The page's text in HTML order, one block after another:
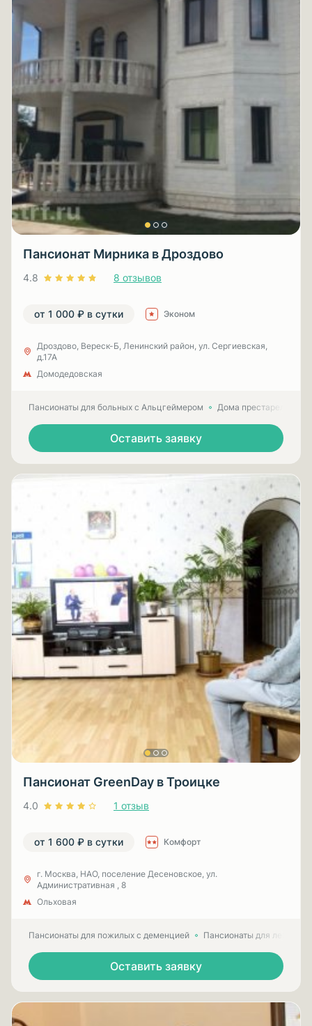
Пансионат Мирника в Дроздово
4.8 8 отзывов
от 1 000 ₽ в сутки Эконом
Дроздово, Вереск-Б, Ленинский район, ул. Сергиевская,
д.17А
Домодедовская
Пансионаты для больных с Альцгеймером Дома престарелых
Оставить заявку
Пансионат GreenDay в Троицке
4.0 1 отзыв
от 1 600 ₽ в сутки Комфорт
г. Москва, НАО, поселение Десеновское, ул.
Административная , 8
Ольховая
Пансионаты для пожилых с деменцией Пансионаты для
Оставить заявку